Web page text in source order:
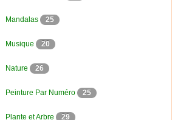
Mandalas 25
Musique 20
Nature 26
Peinture Par Numéro 25
Plante et Arbre 29